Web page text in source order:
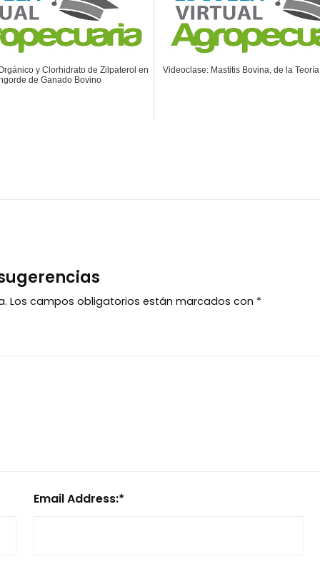
y Clorhidrato de Zilpaterol en
de Ganado Bovino
Videoclase: Mastitis Bovina, de la
Los campos obligatorios están marcados con *
Email Address:*